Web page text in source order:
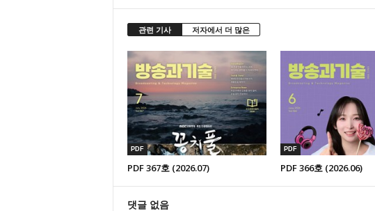
관련 기사 저자에서 더 많은
PDF
PDF 367호 (2026.07)
PDF
PDF 366호 (2026.06)
댓글 없음